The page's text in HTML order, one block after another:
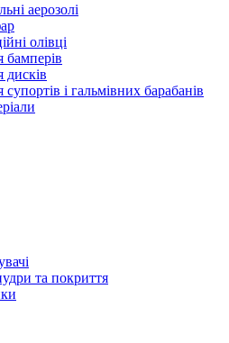
аерозолі
олівці
бамперів
дисків
і гальмівних барабанів
та покриття